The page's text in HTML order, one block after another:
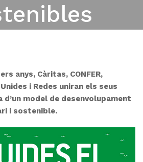
anys, Càritas, CONFER,
i Redes uniran els seus
model de desenvolupament
i sostenible.